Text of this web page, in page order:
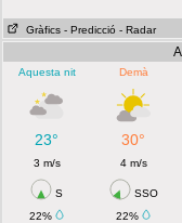
Gràfics - Predicció - Radar
Aquesta nit Demà
23° 30°
3 m/s 4 m/s
S SSO
22%
22%